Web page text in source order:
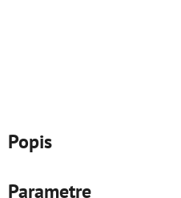
Popis
Parametre